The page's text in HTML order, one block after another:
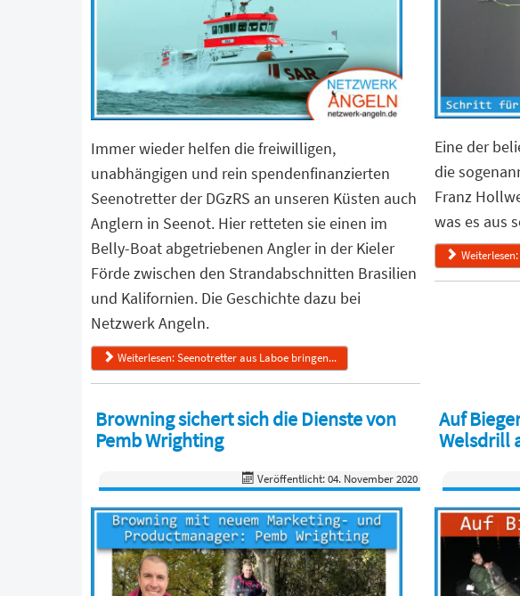
Immer wieder helfen die freiwilligen,
unabhängigen und rein spendenfinanzierten
Seenotretter der DGzRS an unseren Küsten auch
Anglern in Seenot. Hier retteten sie einen im
Belly-Boat abgetriebenen Angler in der Kieler
Förde zwischen den Strandabschnitten Brasilien
und Kalifornien. Die Geschichte dazu bei
Netzwerk Angeln.
Weiterlesen: Seenotretter aus Laboe bringen...
Eine der
die
Franz
was es aus
Browning sichert sich die Dienste von
Pemb Wrighting
Veröffentlicht: 04. November 2020
Auf
Welsdrill